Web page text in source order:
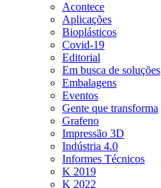
Acontece
Aplicações
Bioplásticos
Covid-19
Editorial
Em busca de soluções
Embalagens
Eventos
Gente que transforma
Grafeno
Impressão 3D
Indústria 4.0
Informes Técnicos
K 2019
K 2022